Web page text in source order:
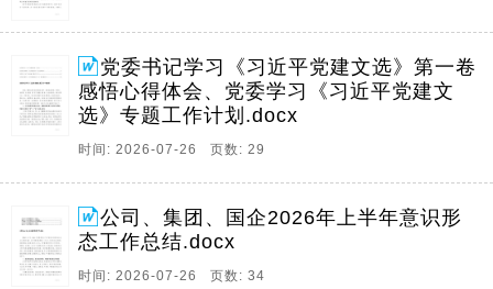
党委书记学习《习近平党建文选》第一卷
感悟心得体会、党委学习《习近平党建文
选》专题工作计划.docx
时间: 2026-07-26 页数: 29
公司、集团、国企2026年上半年意识形
态工作总结.docx
时间: 2026-07-26 页数: 34